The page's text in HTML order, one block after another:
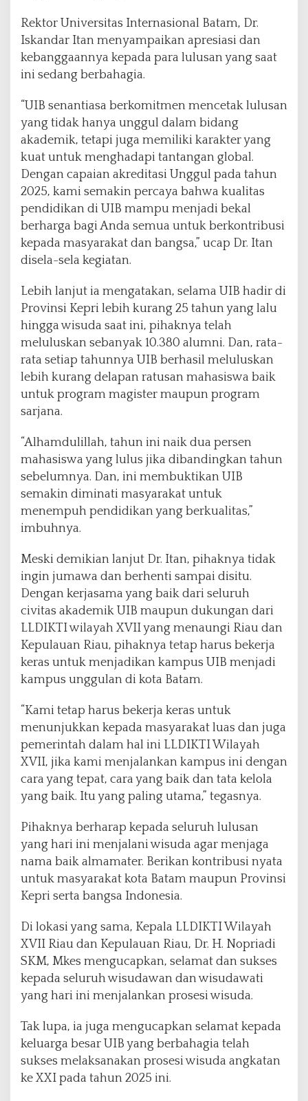
n
K
e
I
J
a
n
i
W
i
u
d
Rektor Universitas Internasional Batam, Dr.
Iskandar Itan menyampaikan apresiasi dan
kebanggaannya kepada para lulusan yang saat
ini sedang berbahagia.
“UIB senantiasa berkomitmen mencetak lulusan
yang tidak hanya unggul dalam bidang
akademik, tetapi juga memiliki karakter yang
kuat untuk menghadapi tantangan global.
Dengan capaian akreditasi Unggul pada tahun
2025, kami semakin percaya bahwa kualitas
pendidikan di UIB mampu menjadi bekal
berharga bagi Anda semua untuk berkontribusi
kepada masyarakat dan bangsa,” ucap Dr. Itan
disela-sela kegiatan.
Lebih lanjut ia mengatakan, selama UIB hadir di
Provinsi Kepri lebih kurang 25 tahun yang lalu
hingga wisuda saat ini, pihaknya telah
meluluskan sebanyak 10.380 alumni. Dan, rata-
rata setiap tahunnya UIB berhasil meluluskan
lebih kurang delapan ratusan mahasiswa baik
untuk program magister maupun program
sarjana.
“Alhamdulillah, tahun ini naik dua persen
mahasiswa yang lulus jika dibandingkan tahun
sebelumnya. Dan, ini membuktikan UIB
semakin diminati masyarakat untuk
menempuh pendidikan yang berkualitas,”
imbuhnya.
Meski demikian lanjut Dr. Itan, pihaknya tidak
ingin jumawa dan berhenti sampai disitu.
Dengan kerjasama yang baik dari seluruh
civitas akademik UIB maupun dukungan dari
LLDIKTI wilayah XVII yang menaungi Riau dan
Kepulauan Riau, pihaknya tetap harus bekerja
keras untuk menjadikan kampus UIB menjadi
kampus unggulan di kota Batam.
“Kami tetap harus bekerja keras untuk
menunjukkan kepada masyarakat luas dan juga
pemerintah dalam hal ini LLDIKTI Wilayah
XVII, jika kami menjalankan kampus ini dengan
cara yang tepat, cara yang baik dan tata kelola
yang baik. Itu yang paling utama,” tegasnya.
Pihaknya berharap kepada seluruh lulusan
yang hari ini menjalani wisuda agar menjaga
nama baik almamater. Berikan kontribusi nyata
untuk masyarakat kota Batam maupun Provinsi
Kepri serta bangsa Indonesia.
Di lokasi yang sama, Kepala LLDIKTI Wilayah
XVII Riau dan Kepulauan Riau, Dr. H. Nopriadi
SKM, Mkes mengucapkan, selamat dan sukses
kepada seluruh wisudawan dan wisudawati
yang hari ini menjalankan prosesi wisuda.
Tak lupa, ia juga mengucapkan selamat kepada
keluarga besar UIB yang berbahagia telah
sukses melaksanakan prosesi wisuda angkatan
ke XXI pada tahun 2025 ini.